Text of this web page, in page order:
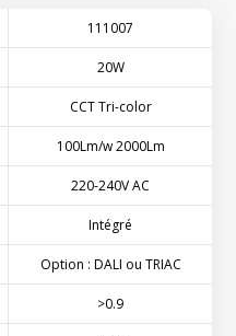
111007
20W
CCT Tri-color
100Lm/w 2000Lm
220-240V AC
Intégré
Option : DALI ou TRIAC
>0.9